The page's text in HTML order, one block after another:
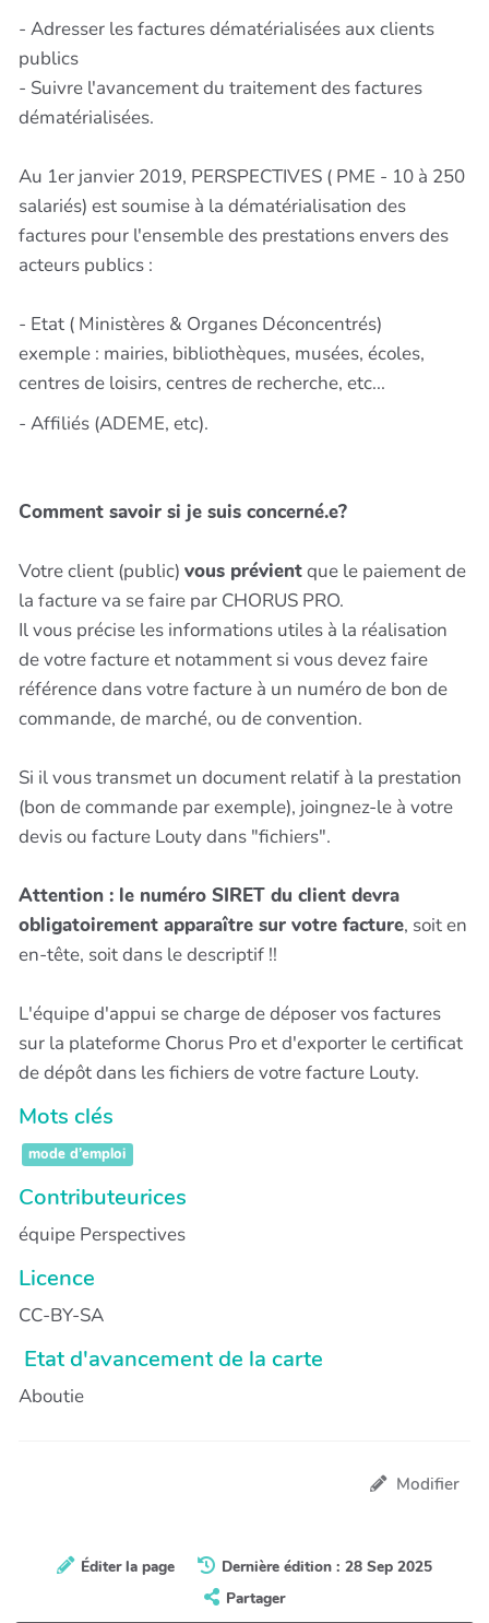
- Adresser les factures dématérialisées aux clients
publics
- Suivre l'avancement du traitement des factures
dématérialisées.
Au 1er janvier 2019, PERSPECTIVES ( PME - 10 à 250
salariés) est soumise à la dématérialisation des
factures pour l'ensemble des prestations envers des
acteurs publics :
- Etat ( Ministères & Organes Déconcentrés)
exemple : mairies, bibliothèques, musées, écoles,
centres de loisirs, centres de recherche, etc...
- Affiliés (ADEME, etc).
Comment savoir si je suis concerné.e?
Votre client (public) vous prévientque le paiement de
la facture va se faire par CHORUS PRO.
Il vous précise les informations utiles à la réalisation
de votre facture et notamment si vous devez faire
référence dans votre facture à un numéro de bon de
commande, de marché, ou de convention.
Si il vous transmet un document relatif à la prestation
(bon de commande par exemple), joingnez-le à votre
devis ou facture Louty dans "fichiers".
Attention : le numéro SIRET du client devra
obligatoirement apparaître sur votre facture, soit en
en-tête, soit dans le descriptif !!
L'équipe d'appui se charge de déposer vos factures
sur la plateforme Chorus Pro et d'exporter le certificat
de dépôt dans les fichiers de votre facture Louty.
Mots clés
mode d’emploi
Contributeurices
équipe Perspectives
Licence
CC-BY-SA
Etat d'avancement de la carte
Aboutie
Modifier
Éditer la page
Dernière édition : 28 Sep 2025
Partager